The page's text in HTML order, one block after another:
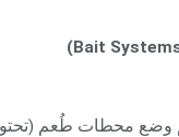
وضع محطات طُعم